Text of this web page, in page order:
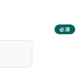
必須